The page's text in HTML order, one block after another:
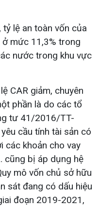
lệ an toàn vốn của
mức 11,3% trong
nước trong khu vực
CAR giảm, chuyên
phần là do các tổ
tư 41/2016/TT-
cầu tính tài sản có
các khoản cho vay
cũng bị áp dụng hệ
mô vốn chủ sở hữu
sát đang có dấu hiệu
đoạn 2019-2021,